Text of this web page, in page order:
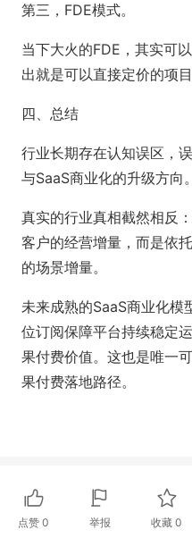
第三，FDE模式。
当下大火的FDE，其实可
出就是可以直接定价的项目
四、总结
行业长期存在认知误区，
与SaaS商业化的升级方向。
真实的行业真相截然相反
客户的经营增量，而是依
的场景增量。
未来成熟的SaaS商业化模
位订阅保障平台持续稳定
果付费价值。这也是唯一
果付费落地路径。
点赞 0 举报 收藏0